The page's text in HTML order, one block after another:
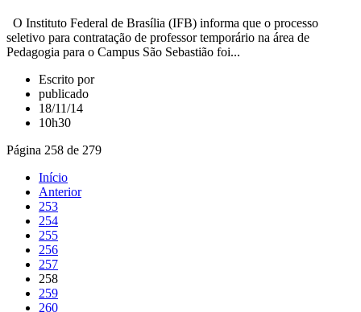
O Instituto Federal de Brasília (IFB) informa que o processo
seletivo para contratação de professor temporário na área de
Pedagogia para o Campus São Sebastião foi...
Escrito por
publicado
18/11/14
10h30
Página 258 de 279
Início
Anterior
253
254
255
256
257
258
259
260